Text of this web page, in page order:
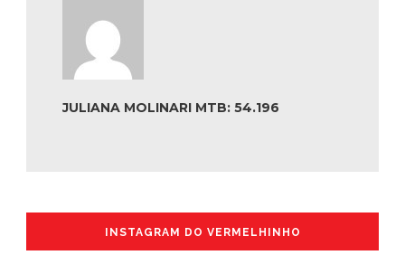
JULIANA MOLINARI MTB: 54.196
INSTAGRAM DO VERMELHINHO